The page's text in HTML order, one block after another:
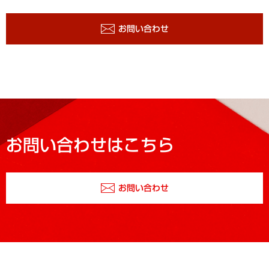
お問い合わせ
お問い合わせはこちら
お問い合わせ